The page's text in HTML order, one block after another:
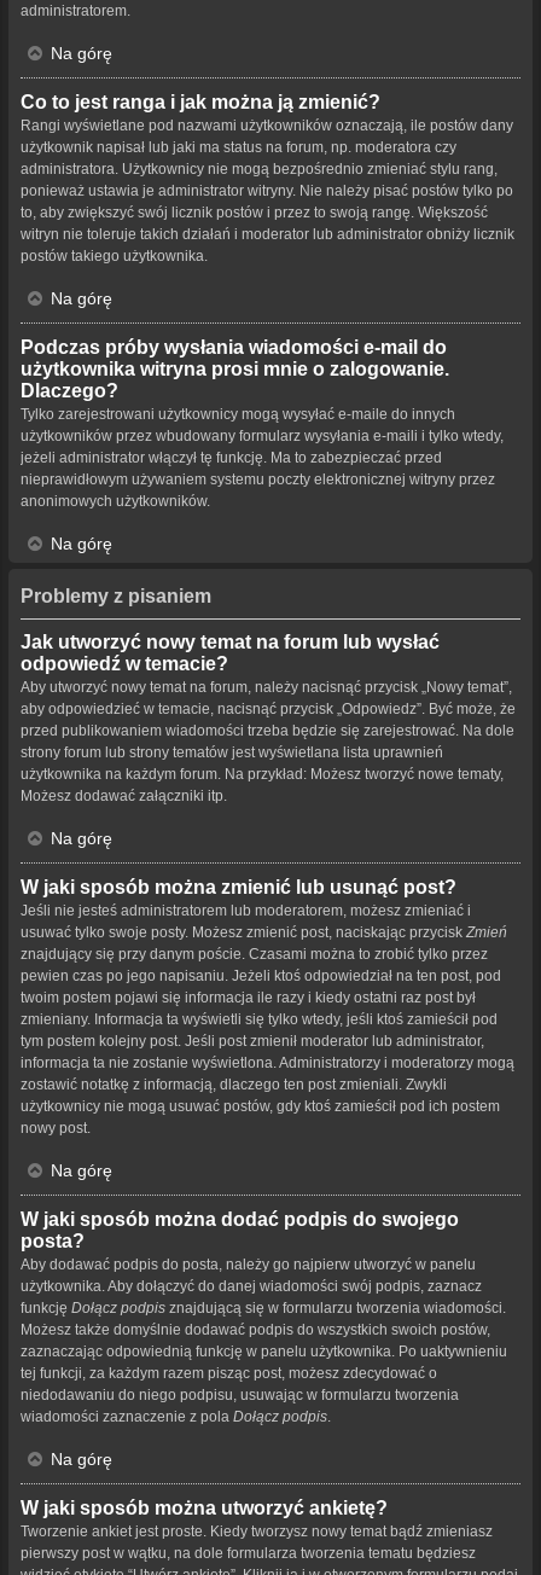
administratorem.
Na górę
Co to jest ranga i jak można ją zmienić?
Rangi wyświetlane pod nazwami użytkowników oznaczają, ile postów dany
użytkownik napisał lub jaki ma status na forum, np. moderatora czy
administratora. Użytkownicy nie mogą bezpośrednio zmieniać stylu rang,
ponieważ ustawia je administrator witryny. Nie należy pisać postów tylko po
to, aby zwiększyć swój licznik postów i przez to swoją rangę. Większość
witryn nie toleruje takich działań i moderator lub administrator obniży licznik
postów takiego użytkownika.
Na górę
Podczas próby wysłania wiadomości e-mail do
użytkownika witryna prosi mnie o zalogowanie.
Dlaczego?
Tylko zarejestrowani użytkownicy mogą wysyłać e-maile do innych
użytkowników przez wbudowany formularz wysyłania e-maili i tylko wtedy,
jeżeli administrator włączył tę funkcję. Ma to zabezpieczać przed
nieprawidłowym używaniem systemu poczty elektronicznej witryny przez
anonimowych użytkowników.
Na górę
Problemy z pisaniem
Jak utworzyć nowy temat na forum lub wysłać
odpowiedź w temacie?
Aby utworzyć nowy temat na forum, należy nacisnąć przycisk „Nowy temat”,
aby odpowiedzieć w temacie, nacisnąć przycisk „Odpowiedz”. Być może, że
przed publikowaniem wiadomości trzeba będzie się zarejestrować. Na dole
strony forum lub strony tematów jest wyświetlana lista uprawnień
użytkownika na każdym forum. Na przykład: Możesz tworzyć nowe tematy,
Możesz dodawać załączniki itp.
Na górę
W jaki sposób można zmienić lub usunąć post?
Jeśli nie jesteś administratorem lub moderatorem, możesz zmieniać i
usuwać tylko swoje posty. Możesz zmienić post, naciskając przycisk Zmień
znajdujący się przy danym poście. Czasami można to zrobić tylko przez
pewien czas po jego napisaniu. Jeżeli ktoś odpowiedział na ten post, pod
twoim postem pojawi się informacja ile razy i kiedy ostatni raz post był
zmieniany. Informacja ta wyświetli się tylko wtedy, jeśli ktoś zamieścił pod
tym postem kolejny post. Jeśli post zmienił moderator lub administrator,
informacja ta nie zostanie wyświetlona. Administratorzy i moderatorzy mogą
zostawić notatkę z informacją, dlaczego ten post zmieniali. Zwykli
użytkownicy nie mogą usuwać postów, gdy ktoś zamieścił pod ich postem
nowy post.
Na górę
W jaki sposób można dodać podpis do swojego
posta?
Aby dodawać podpis do posta, należy go najpierw utworzyć w panelu
użytkownika. Aby dołączyć do danej wiadomości swój podpis, zaznacz
funkcję Dołącz podpis znajdującą się w formularzu tworzenia wiadomości.
Możesz także domyślnie dodawać podpis do wszystkich swoich postów,
zaznaczając odpowiednią funkcję w panelu użytkownika. Po uaktywnieniu
tej funkcji, za każdym razem pisząc post, możesz zdecydować o
niedodawaniu do niego podpisu, usuwając w formularzu tworzenia
wiadomości zaznaczenie z pola Dołącz podpis
Na górę
W jaki sposób można utworzyć ankietę?
Tworzenie ankiet jest proste. Kiedy tworzysz nowy temat bądź zmieniasz
pierwszy post w wątku, na dole formularza tworzenia tematu będziesz